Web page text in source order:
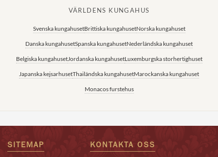
VÄRLDENS KUNGAHUS
Svenska kungahusetBrittiska kungahusetNorska kungahuset
Danska kungahusetSpanska kungahusetNederländska kungahuset
Belgiska kungahusetJordanska kungahusetLuxemburgska storhertighuset
Japanska kejsarhusetThailändska kungahusetMarockanska kungahuset
Monacos furstehus
SITEMAP KONTAKTA OSS